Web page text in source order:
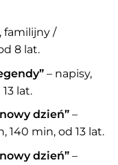
/
8 lat.
– napisy,
lat.
dzień”–
140 min, od 13 lat.
dzień”–